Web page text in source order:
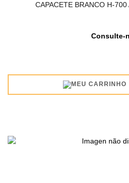
CAPACETE BRANCO H-
Consulte-